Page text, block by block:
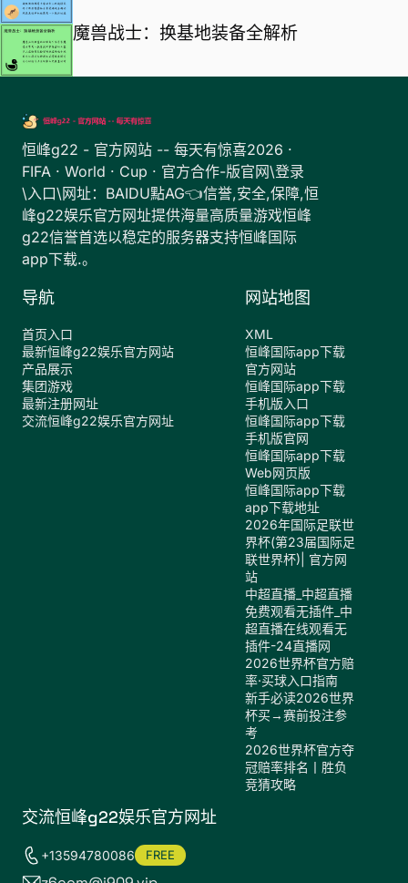
魔兽战士：换基地装备全解析
恒峰g22 - 官方网站 -- 每天有惊喜2026 ·
FIFA · World · Cup · 官方合作-版官网\登录
\入口\网址：BAIDU點AG👈信誉,安全,保障,恒
峰g22娱乐官方网址提供海量高质量游戏恒峰
g22信誉首选以稳定的服务器支持恒峰国际
app下载.。
导航
首页入口
最新恒峰g22娱乐官方网站
产品展示
集团游戏
最新注册网址
交流恒峰g22娱乐官方网址
网站地图
XML
恒峰国际app下载
官方网站
恒峰国际app下载
手机版入口
恒峰国际app下载
手机版官网
恒峰国际app下载
Web网页版
恒峰国际app下载
app下载地址
2026年国际足联世
界杯(第23届国际足
联世界杯)| 官方网
站
中超直播_中超直播
免费观看无插件_中
超直播在线观看无
插件-24直播网
2026世界杯官方赔
率·买球入口指南
新手必读2026世界
杯买→赛前投注参
考
2026世界杯官方夺
冠赔率排名丨胜负
竞猜攻略
交流恒峰g22娱乐官方网址
+13594780086 FREE